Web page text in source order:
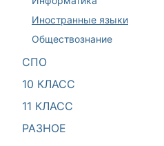
Иностранные языки
Обществознание
СПО
10 КЛАСС
11 КЛАСС
РАЗНОЕ